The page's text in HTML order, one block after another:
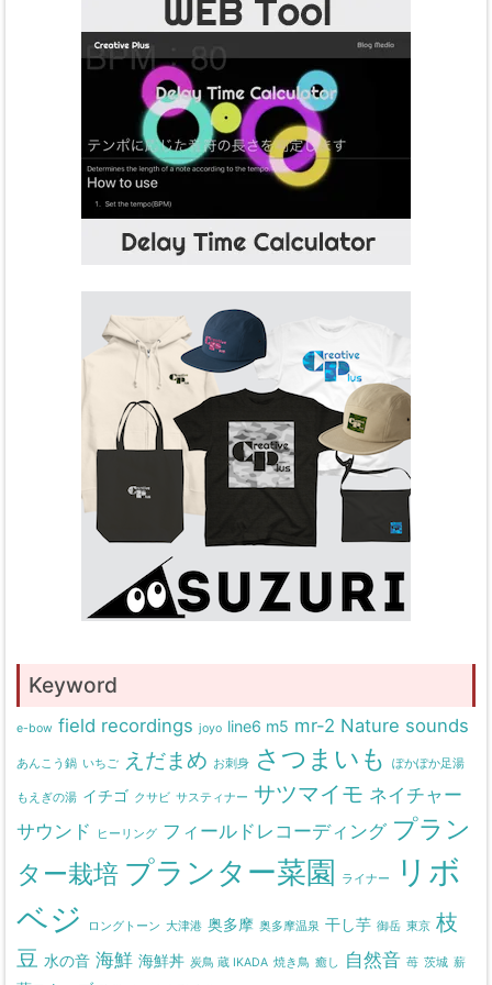
Keyword
e-bow field recordings joyo line6 m5 mr-2 Nature sounds
あんこう鍋 いちご えだまめ お刺身 さつまいも ぽかぽか足湯
もえぎの湯 イチゴ クサビ サスティナー サツマイモ ネイチャー
サウンド
ヒーリング フィールドレコーディング プラン
ター栽培 プランター菜園 ライナー
リボ
ベジ
ロングトーン 大津港 奥多摩 奥多摩温泉 干し芋 御岳 東京 枝
豆 水の音 海鮮 海鮮丼 炭鳥 蔵 IKADA 焼き鳥 癒し 自然音 苺 茨城 薪